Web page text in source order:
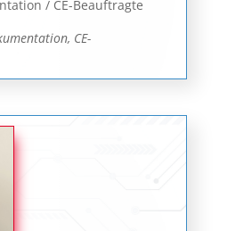
/ CE-Beauftragte
CE-